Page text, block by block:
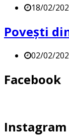
18/02/
Povești
02/02/
Facebook
Instagram